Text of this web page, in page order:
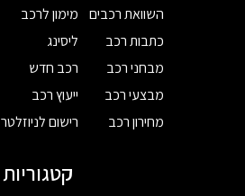
השוואת רכבים
כתבות רכב
מבחני רכב
מבצעי רכב
מחירון רכב
מימון לרכב
ליסינג
רכב חדש
ייעוץ רכב
רישום לניוזלטר
קטגוריות